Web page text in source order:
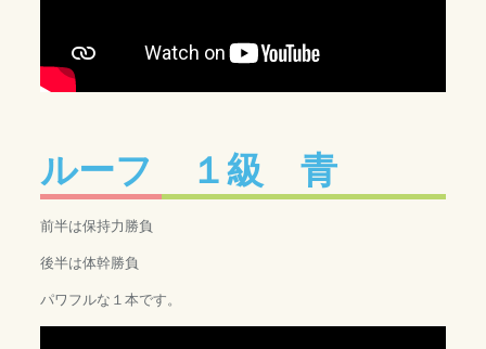
ルーフ １級 青
前半は保持力勝負
後半は体幹勝負
パワフルな１本です。